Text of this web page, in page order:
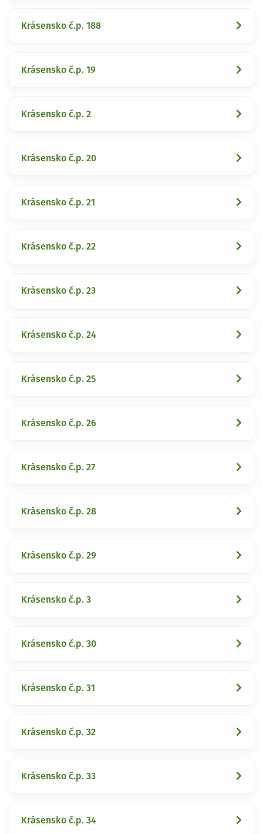
Krásensko č.p. 188
Krásensko č.p. 19
Krásensko č.p. 2
Krásensko č.p. 20
Krásensko č.p. 21
Krásensko č.p. 22
Krásensko č.p. 23
Krásensko č.p. 24
Krásensko č.p. 25
Krásensko č.p. 26
Krásensko č.p. 27
Krásensko č.p. 28
Krásensko č.p. 29
Krásensko č.p. 3
Krásensko č.p. 30
Krásensko č.p. 31
Krásensko č.p. 32
Krásensko č.p. 33
Krásensko č.p. 34